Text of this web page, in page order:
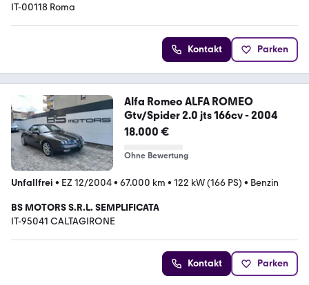
IT-00118 Roma
Kontakt Parken
Alfa Romeo ALFA ROMEO
Gtv/Spider 2.0 jts 166cv - 2004
18.000 €
Ohne Bewertung
Unfallfrei • EZ 12/2004• 67.000 km • 122 kW (166 PS) • Benzin
BS MOTORS S.R.L. SEMPLIFICATA
IT-95041 CALTAGIRONE
Kontakt Parken